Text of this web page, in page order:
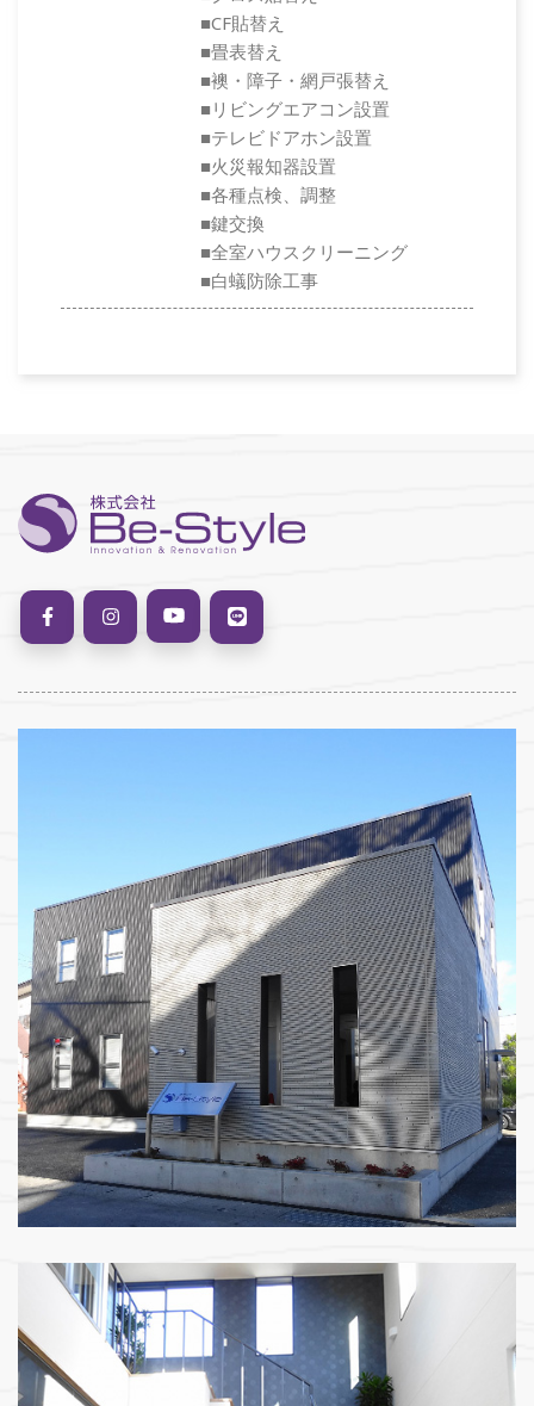
■CF貼替え
■畳表替え
■襖・障子・網戸張替え
■リビングエアコン設置
■テレビドアホン設置
■火災報知器設置
■各種点検、調整
■鍵交換
■全室ハウスクリーニング
■白蟻防除工事